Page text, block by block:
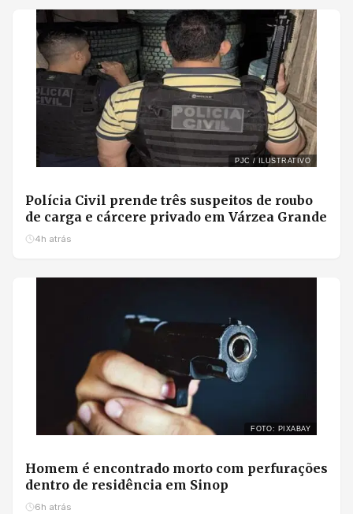
PJC / ILUSTRATIVO
Polícia Civil prende três suspeitos de roubo
de carga e cárcere privado em Várzea Grande
4h atrás
FOTO: PIXABAY
Homem é encontrado morto com perfurações
dentro de residência em Sinop
6h atrás